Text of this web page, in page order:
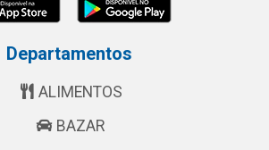
Departamentos
ALIMENTOS
BAZAR